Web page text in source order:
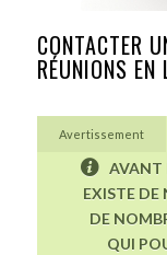
CONTACTER
RÉUNIONS EN
Avertissement
AVANT
EXISTE DE
DE
QUI